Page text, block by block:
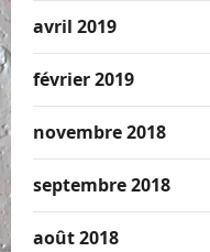
avril 2019
février 2019
novembre 2018
septembre 2018
août 2018